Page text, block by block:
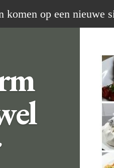
komen op een nieuwe